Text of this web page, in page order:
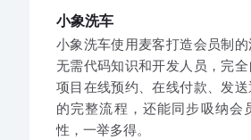
小象洗车
小象洗车使用麦客打造会员制的
无需代码知识和开发人员，完
项目在线预约、在线付款、发
的完整流程，还能同步吸纳会
性，一举多得。